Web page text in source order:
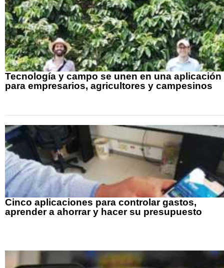
Tecnología y campo se unen en una aplicación
para empresarios, agricultores y campesinos
Cinco aplicaciones para controlar gastos,
aprender a ahorrar y hacer su presupuesto